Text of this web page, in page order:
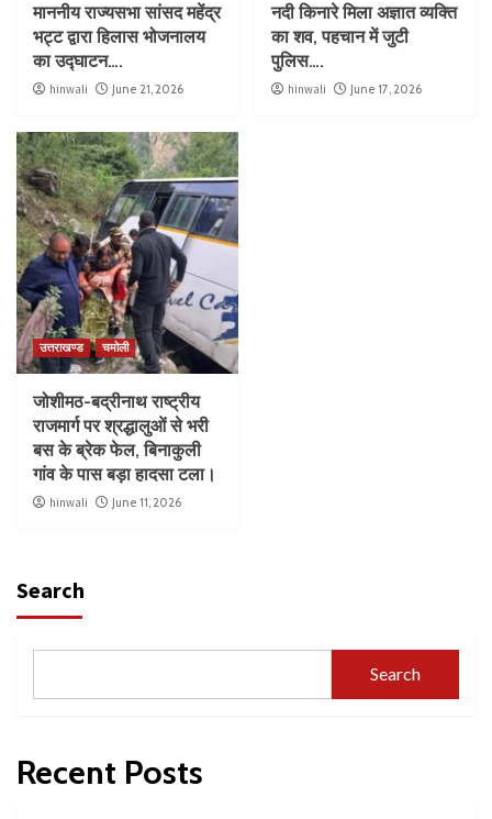
माननीय राज्यसभा सांसद महेंद्र
भट्ट द्वारा हिलास भोजनालय
का उद्घाटन….
hinwali June 21, 2026
नदी किनारे मिला अज्ञात व्यक्ति
का शव, पहचान में जुटी
पुलिस….
hinwali June 17, 2026
उत्तराखण्ड चमोली
जोशीमठ-बद्रीनाथ राष्ट्रीय
राजमार्ग पर श्रद्धालुओं से भरी
बस के ब्रेक फेल, बिनाकुली
गांव के पास बड़ा हादसा टला।
hinwali June 11, 2026
Search
Search
Recent Posts